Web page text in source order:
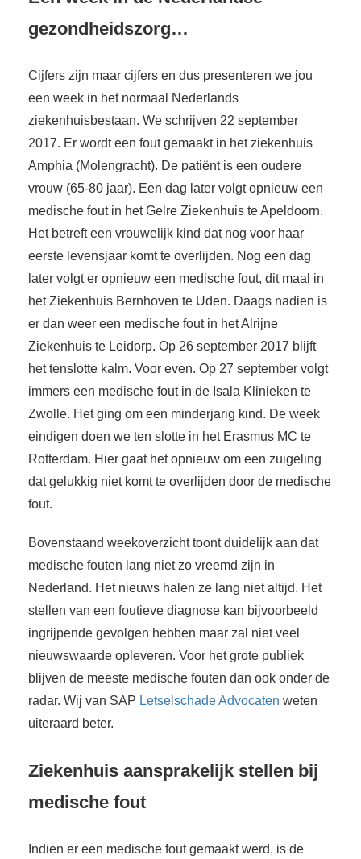
gezondheidszorg…
Cijfers zijn maar cijfers en dus presenteren we jou
een week in het normaal Nederlands
ziekenhuisbestaan. We schrijven 22 september
2017. Er wordt een fout gemaakt in het ziekenhuis
Amphia (Molengracht). De patiënt is een oudere
vrouw (65-80 jaar). Een dag later volgt opnieuw een
medische fout in het Gelre Ziekenhuis te Apeldoorn.
Het betreft een vrouwelijk kind dat nog voor haar
eerste levensjaar komt te overlijden. Nog een dag
later volgt er opnieuw een medische fout, dit maal in
het Ziekenhuis Bernhoven te Uden. Daags nadien is
er dan weer een medische fout in het Alrijne
Ziekenhuis te Leidorp. Op 26 september 2017 blijft
het tenslotte kalm. Voor even. Op 27 september volgt
immers een medische fout in de Isala Klinieken te
Zwolle. Het ging om een minderjarig kind. De week
eindigen doen we ten slotte in het Erasmus MC te
Rotterdam. Hier gaat het opnieuw om een zuigeling
dat gelukkig niet komt te overlijden door de medische
fout.
Bovenstaand weekoverzicht toont duidelijk aan dat
medische fouten lang niet zo vreemd zijn in
Nederland. Het nieuws halen ze lang niet altijd. Het
stellen van een foutieve diagnose kan bijvoorbeeld
ingrijpende gevolgen hebben maar zal niet veel
nieuwswaarde opleveren. Voor het grote publiek
blijven de meeste medische fouten dan ook onder de
radar. Wij van SAP Letselschade Advocaten weten
uiteraard beter.
Ziekenhuis aansprakelijk stellen bij
medische fout
Indien er een medische fout gemaakt werd, is de